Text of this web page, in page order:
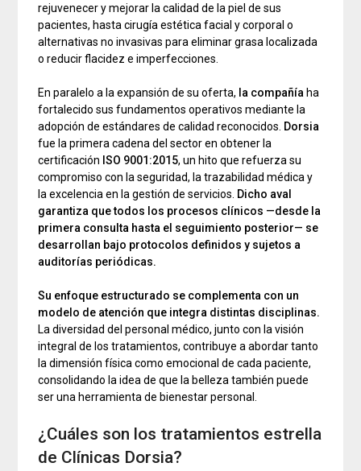
rejuvenecer y mejorar la calidad de la piel de sus
pacientes, hasta cirugía estética facial y corporal o
alternativas no invasivas para eliminar grasa localizada
o reducir flacidez e imperfecciones.
En paralelo a la expansión de su oferta, la compañía ha
fortalecido sus fundamentos operativos mediante la
adopción de estándares de calidad reconocidos. Dorsia
fue la primera cadena del sector en obtener la
certificación ISO 9001:2015, un hito que refuerza su
compromiso con la seguridad, la trazabilidad médica y
la excelencia en la gestión de servicios. Dicho aval
garantiza que todos los procesos clínicos —desde la
primera consulta hasta el seguimiento posterior— se
desarrollan bajo protocolos definidos y sujetos a
auditorías periódicas.
Su enfoque estructurado se complementa con un
modelo de atención que integra distintas disciplinas.
La diversidad del personal médico, junto con la visión
integral de los tratamientos, contribuye a abordar tanto
la dimensión física como emocional de cada paciente,
consolidando la idea de que la belleza también puede
ser una herramienta de bienestar personal.
¿Cuáles son los tratamientos estrella
de Clínicas Dorsia?